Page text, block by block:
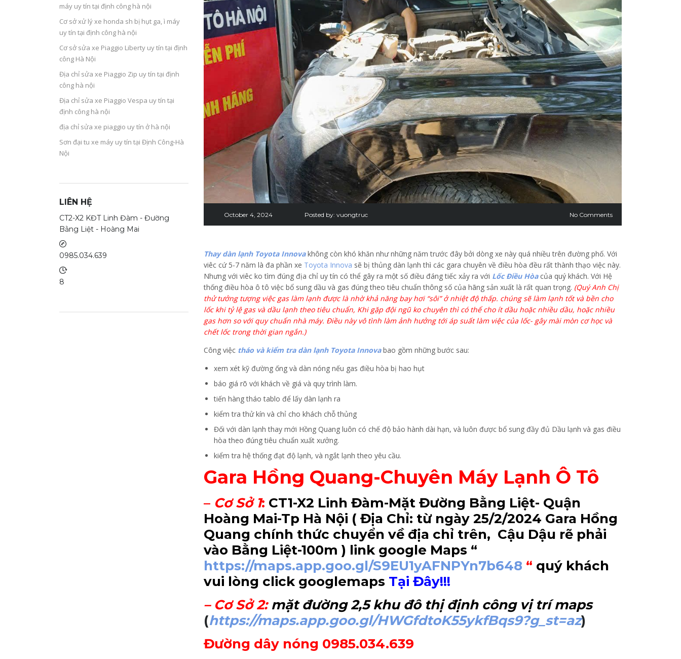
October 4, 2024 Posted by: vuongtruc No Comments
Thay dàn lạnh Toyota Innovakhông còn khó khăn như những năm trước đây bởi dòng xe này quá nhiều trên đường phố. Với
viêc cứ 5-7 năm là đa phần xe Toyota Innova sẽ bị thủng dàn lạnh thì các gara chuyên về điều hòa đều rất thành thạo việc này.
Nhưng với viêc ko tìm đúng địa chỉ uy tín có thể gây ra một số điều đáng tiếc xảy ra với Lốc Điều Hòacủa quý khách. Với Hệ
thống điều hòa ô tô việc bổ sung dầu và gas đúng theo tiêu chuẩn thông số của hãng sản xuất là rất quan trọng. (Quý Anh Chị
thử tưởng tượng việc gas làm lạnh được là nhờ khả năng bay hơi “sôi” ở nhiệt độ thấp. chúng sẽ làm lạnh tốt và bền cho
lốc khi tỷ lệ gas và dầu lạnh theo tiêu chuẩn, Khi gặp đội ngũ ko chuyên thì có thể cho ít dầu hoặc nhiều dầu, hoặc nhiều
gas hơn so với quy chuẩn nhà máy. Điều này vô tình làm ảnh hưởng tới áp suất làm việc của lốc- gây mài mòn cơ học và
chết lốc trong thời gian ngắn.)
Công việc tháo và kiểm tra dàn lạnh Toyota Innovabao gồm những bước sau:
xem xét kỹ đường ống và dàn nóng nếu gas điều hòa bị hao hụt
báo giá rõ với khách về giá và quy trình làm.
tiến hàng tháo tablo để lấy dàn lạnh ra
kiểm tra thử kín và chỉ cho khách chỗ thủng
Đối với dàn lạnh thay mới Hồng Quang luôn có chế độ bảo hành dài hạn, và luôn được bổ sung đầy đủ Dầu lạnh và gas điều
hòa theo đúng tiêu chuẩn xuất xưởng.
kiểm tra hệ thống đạt độ lạnh, và ngắt lạnh theo yêu cầu.
Gara Hồng Quang-Chuyên Máy Lạnh Ô Tô
– Cơ Sở 1: CT1-X2 Linh Đàm-Mặt Đường Bằng Liệt- Quận
Hoàng Mai-Tp Hà Nội ( Địa Chỉ: từ ngày 25/2/2024 Gara Hồng
Quang chính thức chuyển về địa chỉ trên, Cậu Dậu rẽ phải
vào Bằng Liệt-100m ) link google Maps “
https://maps.app.goo.gl/S9EU1yAFNPYn7b648 “ quý khách
vui lòng click googlemaps Tại Đây!!!
– Cơ Sở 2: mặt đường 2,5 khu đô thị định công vị trí maps
(https://maps.app.goo.gl/HWGfdtoK55ykfBqs9?g_st=az)
Đường dây nóng 0985.034.639
máy uy tín tại định công hà nội
Cơ sở xử lý xe honda sh bị hụt ga, ì máy
uy tín tại định công hà nội
Cơ sở sửa xe Piaggio Liberty uy tín tại định
công Hà Nội
Địa chỉ sửa xe Piaggio Zip uy tín tại định
công hà nội
Địa chỉ sửa xe Piaggio Vespa uy tín tại
định công hà nội
địa chỉ sửa xe piaggio uy tín ở hà nội
Sơn đại tu xe máy uy tín tại Định Công-Hà
Nội
LIÊN HỆ
CT2-X2 KĐT Linh Đàm - Đường
Bằng Liệt - Hoàng Mai
0985.034.639
8